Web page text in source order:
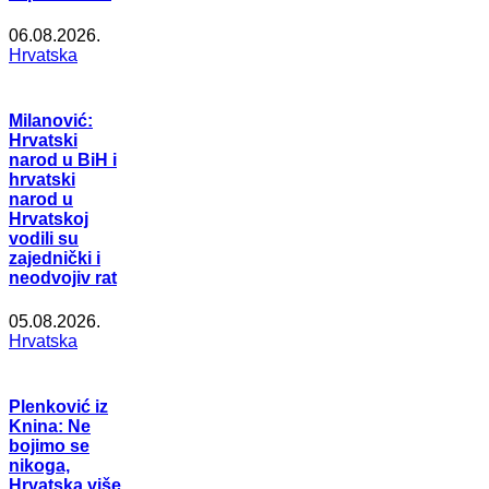
06.08.2026.
Hrvatska
Milanović:
Hrvatski
narod u BiH i
hrvatski
narod u
Hrvatskoj
vodili su
zajednički i
neodvojiv rat
05.08.2026.
Hrvatska
Plenković iz
Knina: Ne
bojimo se
nikoga,
Hrvatska više